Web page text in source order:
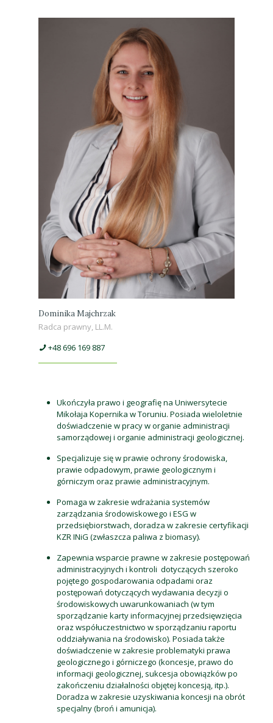
Dominika Majchrzak
Radca prawny, LL.M.
+48 696 169 887
Ukończyła prawo i geografię na Uniwersytecie
Mikołaja Kopernika w Toruniu. Posiada wieloletnie
doświadczenie w pracy w organie administracji
samorządowej i organie administracji geologicznej.
Specjalizuje się w prawie ochrony środowiska,
prawie odpadowym, prawie geologicznym i
górniczym oraz prawie administracyjnym.
Pomaga w zakresie wdrażania systemów
zarządzania środowiskowego i ESG w
przedsiębiorstwach, doradza w zakresie certyfikacji
KZR INiG (zwłaszcza paliwa z biomasy).
Zapewnia wsparcie prawne w zakresie postępowań
administracyjnych i kontroli dotyczących szeroko
pojętego gospodarowania odpadami oraz
postępowań dotyczących wydawania decyzji o
środowiskowych uwarunkowaniach (w tym
sporządzanie karty informacyjnej przedsięwzięcia
oraz współuczestnictwo w sporządzaniu raportu
oddziaływania na środowisko). Posiada także
doświadczenie w zakresie problematyki prawa
geologicznego i górniczego (koncesje, prawo do
informacji geologicznej, sukcesja obowiązków po
zakończeniu działalności objętej koncesją, itp.).
Doradza w zakresie uzyskiwania koncesji na obrót
specjalny (broń i amunicja).